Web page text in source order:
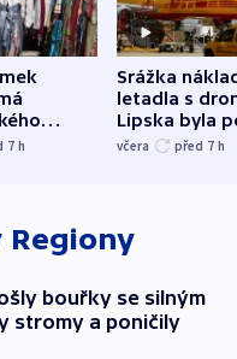
o
7 h
Srážka
letadla s
Lipska byla
německého
včera před 7 h
Regiony
bouřky se silným
stromy a poničily